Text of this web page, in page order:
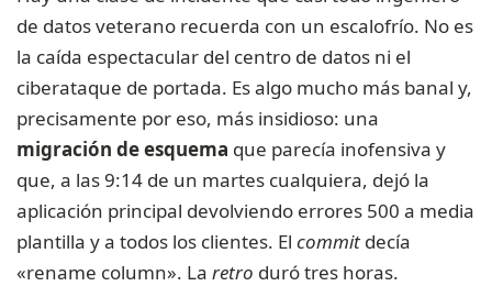
de datos veterano recuerda con un escalofrío. No es
la caída espectacular del centro de datos ni el
ciberataque de portada. Es algo mucho más banal y,
precisamente por eso, más insidioso: una
migración de esquema que parecía inofensiva y
que, a las 9:14 de un martes cualquiera, dejó la
aplicación principal devolviendo errores 500 a media
plantilla y a todos los clientes. El commit decía
«rename column». La retro duró tres horas.